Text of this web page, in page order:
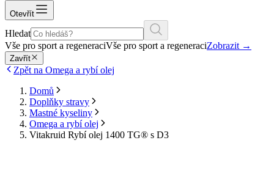
Otevřít
Hledat
Vše pro sport a regeneraciVše pro sport a regeneraciZobrazit →
Zavřít
Zpět na Omega a rybí olej
Domů
Doplňky stravy
Mastné kyseliny
Omega a rybí olej
Vitakruid Rybí olej 1400 TG® s D3